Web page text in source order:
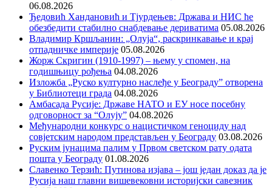
06.08.2026
Ђедовић Хандановић и Тјурдењев: Држава и НИС ће
обезбедити стабилно снабдевање дериватима 05.08.2026
Владимир Кршљанин: „Олуја“, раскринкавање и крај
отпадничке империје 05.08.2026
Жорж Скригин (1910-1997) – њему у спомен, на
годишњицу рођења 04.08.2026
Изложба „Руско културно наслеђе у Београду” отворена
у Библиотеци града 04.08.2026
Амбасада Русије: Државе НАТО и ЕУ носе посебну
одговорност за “Олују” 04.08.2026
Међународни конкурс о нацистичком геноциду над
совјетским народом представљен у Београду 03.08.2026
Руским јунацима палим у Првом светском рату одата
пошта у Београду 01.08.2026
Славенко Терзић: Путинова изјава – још један доказ да је
Русија наш главни вишевековни историјски савезник